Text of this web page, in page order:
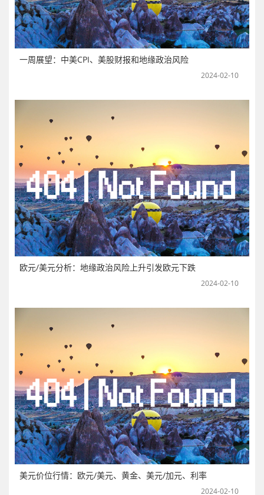
一周展望：中美CPI、美股财报和地缘政治风险
2024-02-10
欧元/美元分析：地缘政治风险上升引发欧元下跌
2024-02-10
美元价位行情：欧元/美元、黄金、美元/加元、利率
2024-02-10